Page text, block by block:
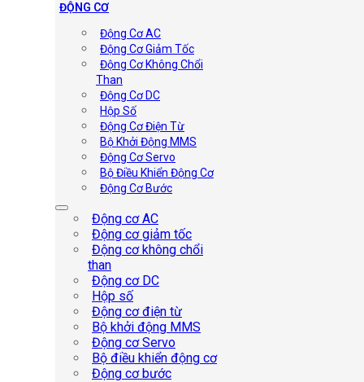
ĐỘNG CƠ
Động Cơ AC
Động Cơ Giảm Tốc
Động Cơ Không Chổi
Than
Động Cơ DC
Hộp Số
Động Cơ Điện Từ
Bộ Khởi Động MMS
Động Cơ Servo
Bộ Điều Khiển Động Cơ
Động Cơ Bước
Động cơ AC
Động cơ giảm tốc
Động cơ không chổi
than
Động cơ DC
Hộp số
Động cơ điện từ
Bộ khởi động MMS
Động cơ Servo
Bộ điều khiển động cơ
Động cơ bước